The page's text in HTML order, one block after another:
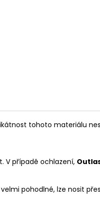
tohoto materiálu
V případě ochlazení,
pohodlné, lze nosit